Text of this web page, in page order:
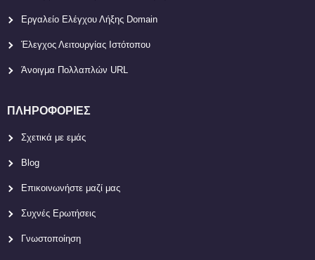
Εργαλείο Ελέγχου Λήξης Domain
Έλεγχος Λειτουργίας Ιστότοπου
Άνοιγμα Πολλαπλών URL
ΠΛΗΡΟΦΟΡΊΕΣ
Σχετικά με εμάς
Blog
Επικοινωνήστε μαζί μας
Συχνές Ερωτήσεις
Γνωστοποίηση